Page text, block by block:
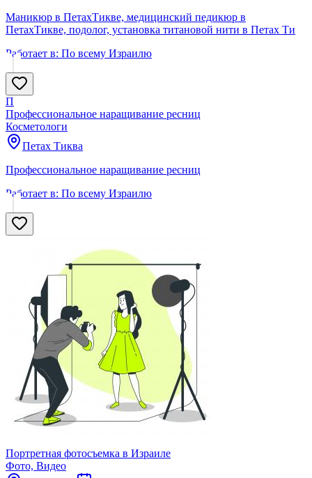
Маникюр в ПетахТикве, медицинский педикюр в
ПетахТикве, подолог, установка титановой нити в Петах Ти
Работает в: По всему Израилю
П
Профессиональное наращивание ресниц
Косметологи
Петах Тиква
Профессиональное наращивание ресниц
Работает в: По всему Израилю
Портретная фотосъемка в Израиле
Фото, Видео